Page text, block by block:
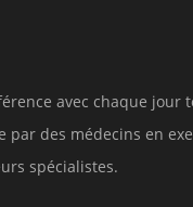
avec chaque jour
par des médecins en
spécialistes.